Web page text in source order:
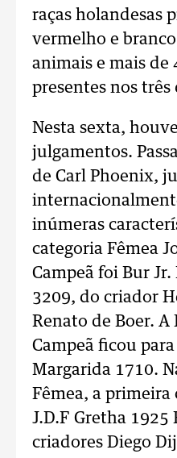
raças holandesas
vermelho e
animais e mais de
presentes nos três
Nesta sexta,
julgamentos.
de Carl Phoenix,
inúmeras
categoria Fêmea
Campeã foi Bur
3209, do criador
Renato de Boer. A
Campeã ficou
Margarida 1710.
Fêmea, a primeira
J.D.F Gretha 1925
criadores Diego